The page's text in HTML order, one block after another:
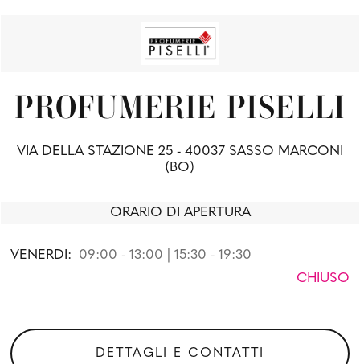
PROFUMERIE PISELLI
VIA DELLA STAZIONE 25 - 40037 SASSO MARCONI
(BO)
ORARIO DI APERTURA
VENERDI:
09:00 - 13:00 | 15:30 - 19:30
CHIUSO
DETTAGLI E CONTATTI